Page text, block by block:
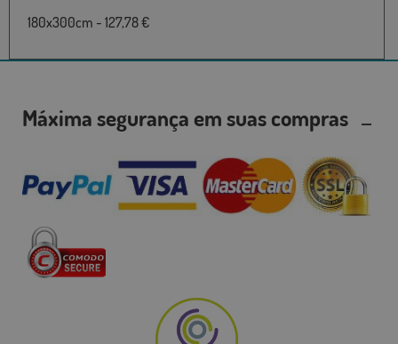
180x300cm - 127,78 €
Máxima segurança em suas compras